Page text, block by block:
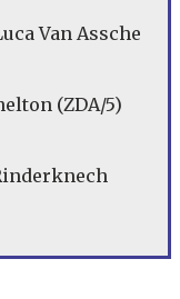
Van Assche
(ZDA/5)